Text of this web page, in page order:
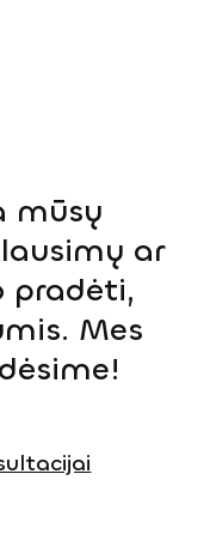
mūsų
ar
pradėti,
Mes